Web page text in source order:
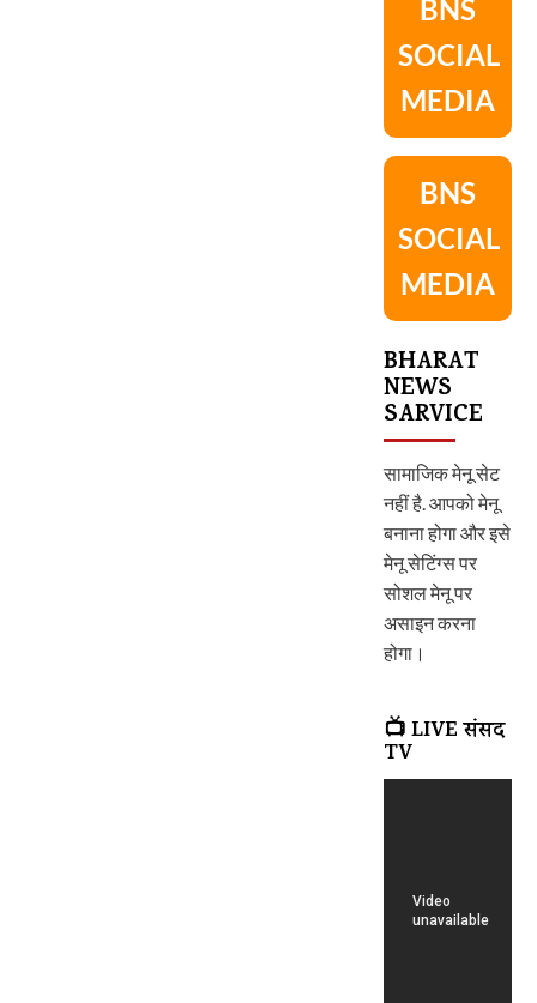
BNS
SOCIAL
MEDIA
BNS
SOCIAL
MEDIA
BHARAT
NEWS
SARVICE
सामाजिक मेनू सेट
नहीं है. आपको मेनू
बनाना होगा और इसे
मेनू सेटिंग्स पर
सोशल मेनू पर
असाइन करना
होगा।
📺 LIVE संसद
TV